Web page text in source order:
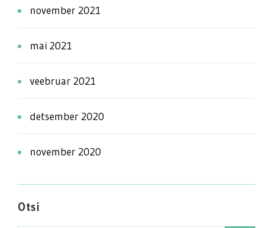
november 2021
mai 2021
veebruar 2021
detsember 2020
november 2020
Otsi